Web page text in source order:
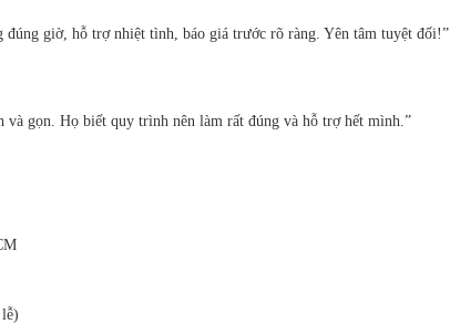
giờ, hỗ trợ nhiệt tình, báo giá trước rõ ràng. Yên tâm tuyệt đối!”
gọn. Họ biết quy trình nên làm rất đúng và hỗ trợ hết mình.”